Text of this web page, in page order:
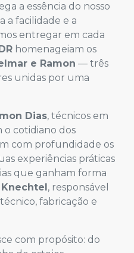
a essência do nosso
a facilidade e a
entregar em cada
homenageiam os
e Ramon — três
unidas por uma
Dias, técnicos em
o cotidiano dos
com profundidade os
experiências práticas
que ganham forma
, responsável
fabricação e
com propósito: do